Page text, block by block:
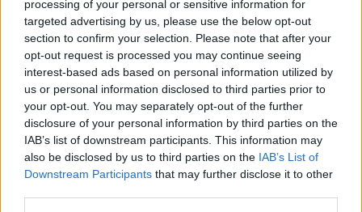
processing of your personal or sensitive information for
targeted advertising by us, please use the below opt-out
section to confirm your selection. Please note that after your
opt-out request is processed you may continue seeing
interest-based ads based on personal information utilized by
us or personal information disclosed to third parties prior to
your opt-out. You may separately opt-out of the further
disclosure of your personal information by third parties on the
IAB’s list of downstream participants. This information may
also be disclosed by us to third parties on the IAB’s List of
Downstream Participants that may further disclose it to other
cliccandoqui
TEMI: Aquabike Olbia
Notizie Olbia
Polizia Olbia
Questura Sassari
Sommozzatori Polizia Olbia
Notizie in tempo reale?
Entra nel canale telegram di
GalluraOggi.it